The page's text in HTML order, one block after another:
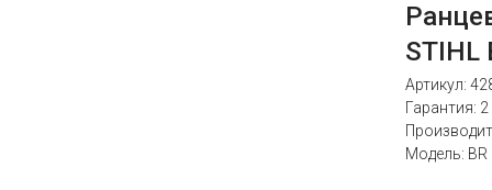
STIHL
Артикул:
Гарантия: 2
Модель: BR